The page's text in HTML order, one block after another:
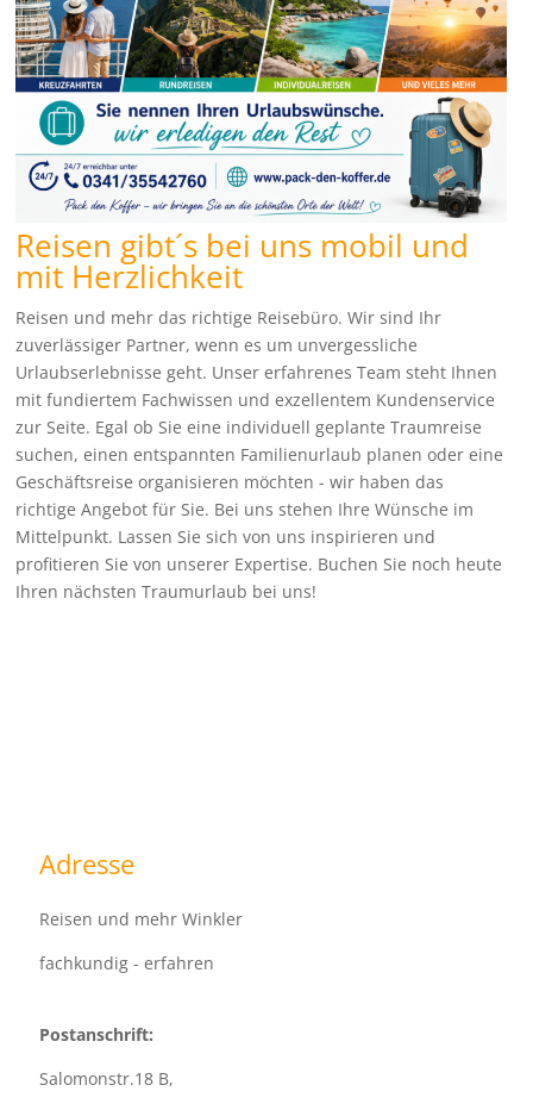
Reisen gibt´s bei uns mobil und
mit Herzlichkeit
Reisen und mehr das richtige Reisebüro. Wir sind Ihr
zuverlässiger Partner, wenn es um unvergessliche
Urlaubserlebnisse geht. Unser erfahrenes Team steht Ihnen
mit fundiertem Fachwissen und exzellentem Kundenservice
zur Seite. Egal ob Sie eine individuell geplante Traumreise
suchen, einen entspannten Familienurlaub planen oder eine
Geschäftsreise organisieren möchten - wir haben das
richtige Angebot für Sie. Bei uns stehen Ihre Wünsche im
Mittelpunkt. Lassen Sie sich von uns inspirieren und
profitieren Sie von unserer Expertise. Buchen Sie noch heute
Ihren nächsten Traumurlaub bei uns!
Adresse
Reisen und mehr Winkler
fachkundig - erfahren
Postanschrift:
Salomonstr.18 B,